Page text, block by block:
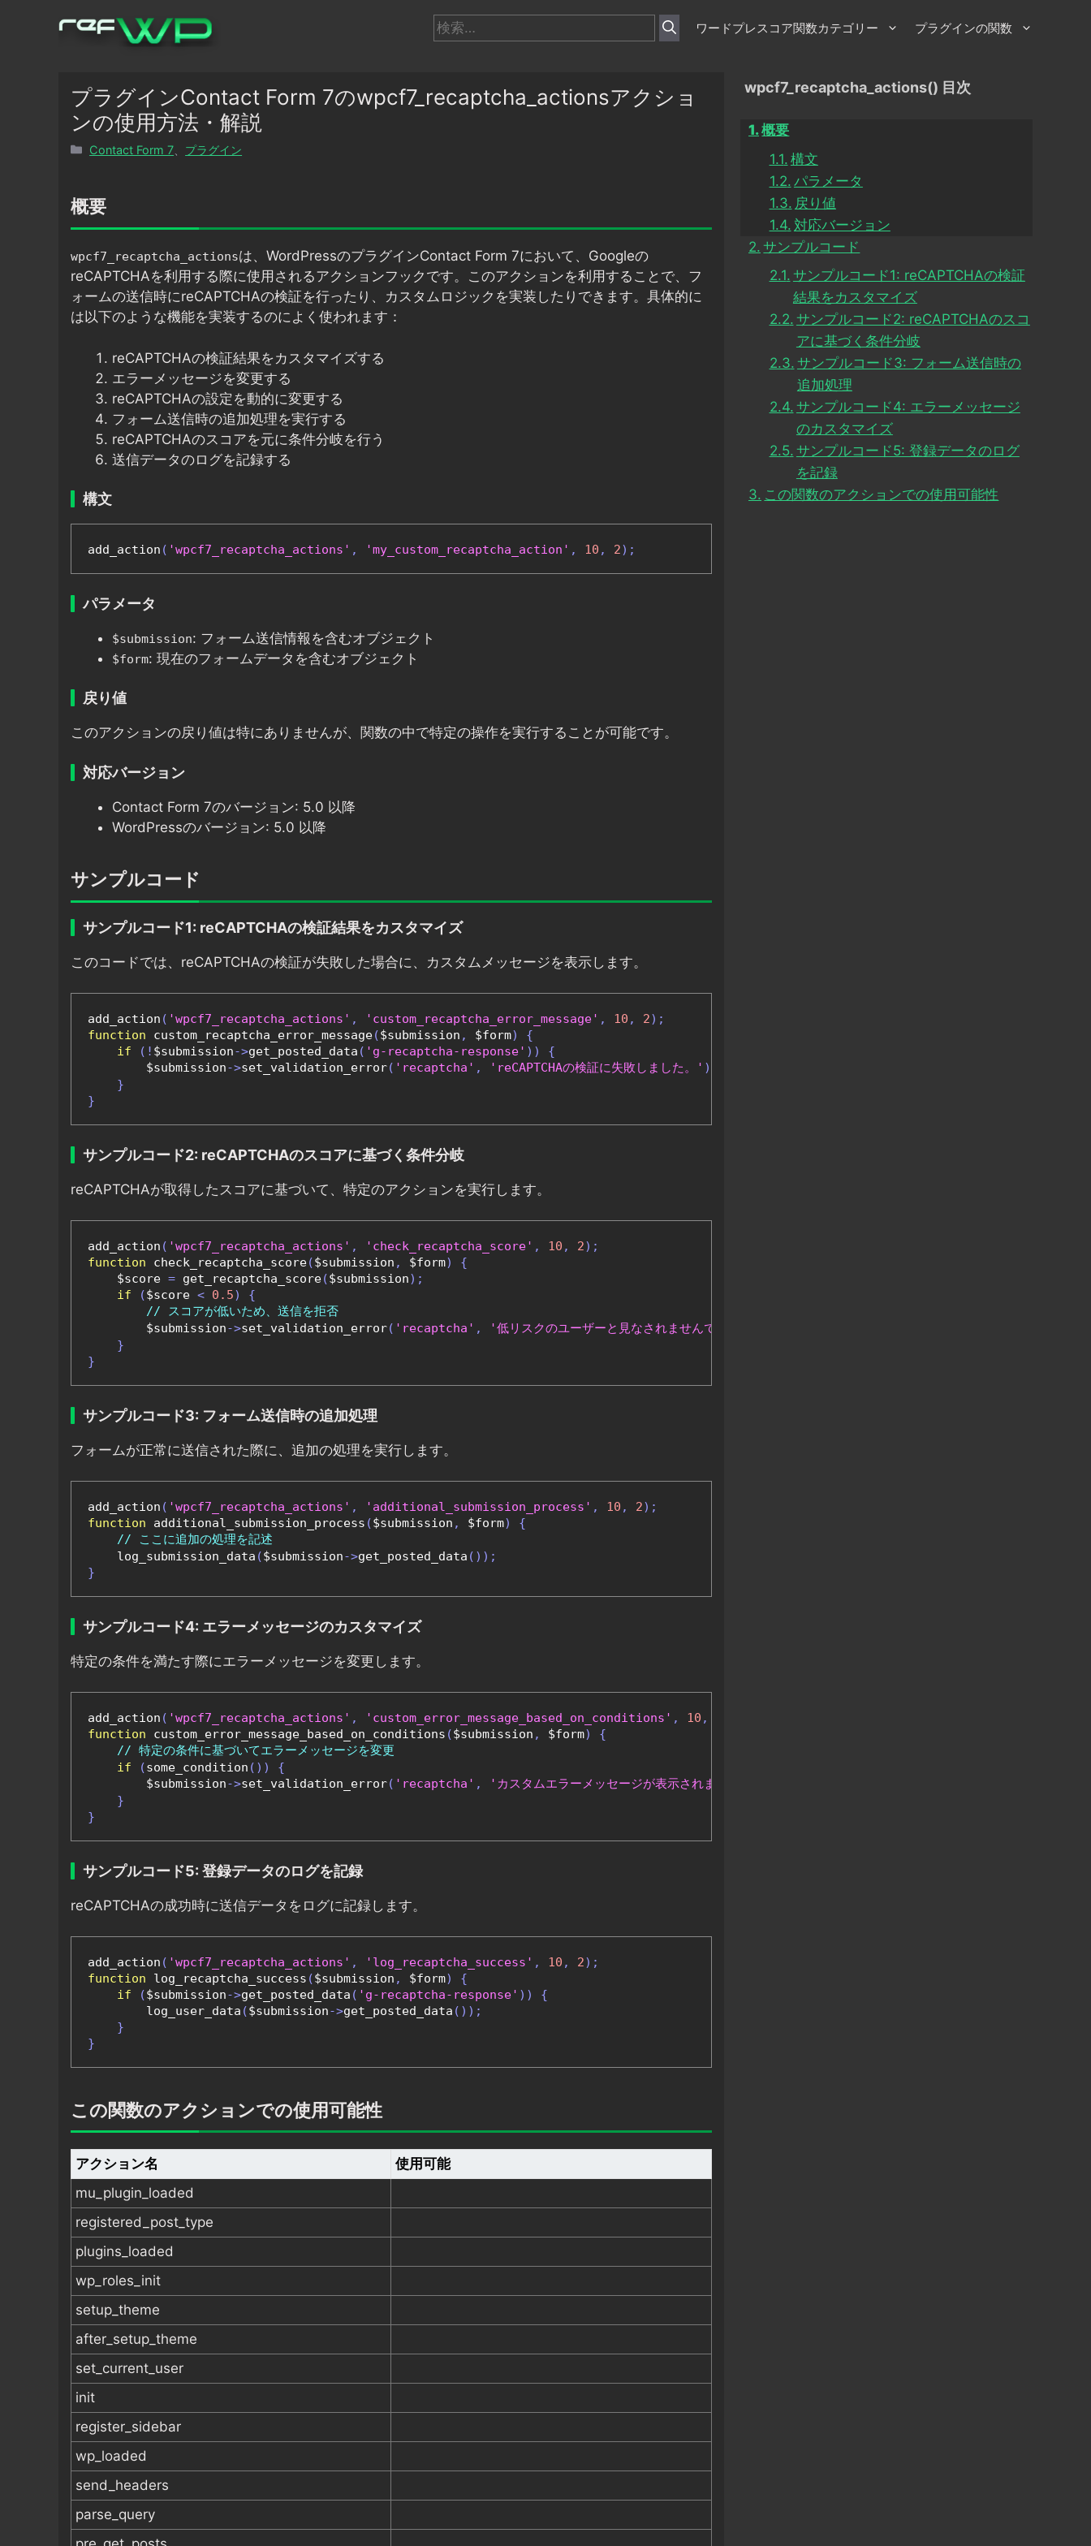
検
索:
ワードプレスコア関数カテゴリー プラグインの関数
プラグインContact Form 7のwpcf7_recaptcha_actionsアクショ
ンの使用方法・解説
カ
リ
ー
Contact Form 7 プラグイン
概要
wpcf7_recaptcha_actionsは、WordPressのプラグインContact Form 7において、Googleの
reCAPTCHAを利用する際に使用されるアクションフックです。このアクションを利用することで、フ
ォームの送信時にreCAPTCHAの検証を行ったり、カスタムロジックを実装したりできます。具体的に
は以下のような機能を実装するのによく使われます：
reCAPTCHAの検証結果をカスタマイズする
エラーメッセージを変更する
reCAPTCHAの設定を動的に変更する
フォーム送信時の追加処理を実行する
reCAPTCHAのスコアを元に条件分岐を行う
送信データのログを記録する
構文
add_action ( 'wpcf7_recaptcha_actions' , 'my_custom_recaptcha_action' , 10 , 2);
パラメータ
$submission: フォーム送信情報を含むオブジェクト
$form: 現在のフォームデータを含むオブジェクト
戻り値
このアクションの戻り値は特にありませんが、関数の中で特定の操作を実行することが可能です。
対応バージョン
Contact Form 7のバージョン: 5.0 以降
WordPressのバージョン: 5.0 以降
サンプルコード
サンプルコード1: reCAPTCHAの検証結果をカスタマイズ
このコードでは、reCAPTCHAの検証が失敗した場合に、カスタムメッセージを表示します。
add_action ( 'wpcf7_recaptcha_actions' , 'custom_recaptcha_error_message' , 10 , 2);
function custom_recaptcha_error_message($submission , $form)
{
if
(! $submission->get_posted_data ( 'g-recaptcha-response' ))
{
        $submission
->set_validation_error( 'recaptcha' , 'reCAPTCHAの検証に失敗しました。' );
}
}
サンプルコード2: reCAPTCHAのスコアに基づく条件分岐
reCAPTCHAが取得したスコアに基づいて、特定のアクションを実行します。
add_action ( 'wpcf7_recaptcha_actions' , 'check_recaptcha_score' , 10 , 2);
function check_recaptcha_score($submission , $form)
{
    $score
= get_recaptcha_score($submission);
if
($score < 0.5)
{
// スコアが低いため、送信を拒否
        $submission
->set_validation_error( 'recaptcha' , '低リスクのユーザーと見なされませんでした。'
}
}
サンプルコード3: フォーム送信時の追加処理
フォームが正常に送信された際に、追加の処理を実行します。
add_action ( 'wpcf7_recaptcha_actions' , 'additional_submission_process' , 10 , 2);
function additional_submission_process ($submission , $form)
{
// ここに追加の処理を記述
    log_submission_data
($submission->get_posted_data ());
}
サンプルコード4: エラーメッセージのカスタマイズ
特定の条件を満たす際にエラーメッセージを変更します。
add_action ( 'wpcf7_recaptcha_actions' , 'custom_error_message_based_on_conditions' , 10 ,
function custom_error_message_based_on_conditions ($submission , $form)
{
// 特定の条件に基づいてエラーメッセージを変更
if
(some_condition ())
{
        $submission
->set_validation_error( 'recaptcha' , 'カスタムエラーメッセージが表示されました。'
}
}
サンプルコード5: 登録データのログを記録
reCAPTCHAの成功時に送信データをログに記録します。
add_action ( 'wpcf7_recaptcha_actions' , 'log_recaptcha_success' , 10 , 2);
function log_recaptcha_success ($submission , $form)
{
if
($submission->get_posted_data ( 'g-recaptcha-response' ))
{
        log_user_data
($submission->get_posted_data ());
}
}
この関数のアクションでの使用可能性
アクション名
使用可能
mu_plugin_loaded
registered_post_type
plugins_loaded
wp_roles_init
setup_theme
after_setup_theme
set_current_user
init
register_sidebar
wp_loaded
send_headers
parse_query
wpcf7_recaptcha_actions() 目次
概要
構文
パラメータ
戻り値
対応バージョン
サンプルコード
サンプルコード1: reCAPTCHAの検証
結果をカスタマイズ
サンプルコード2: reCAPTCHAのスコ
アに基づく条件分岐
サンプルコード3: フォーム送信時の
追加処理
サンプルコード4: エラーメッセージ
のカスタマイズ
サンプルコード5: 登録データのログ
を記録
この関数のアクションでの使用可能性